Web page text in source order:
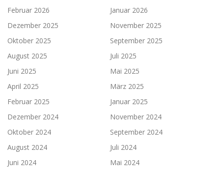
Februar 2026
Januar 2026
Dezember 2025
November 2025
Oktober 2025
September 2025
August 2025
Juli 2025
Juni 2025
Mai 2025
April 2025
März 2025
Februar 2025
Januar 2025
Dezember 2024
November 2024
Oktober 2024
September 2024
August 2024
Juli 2024
Juni 2024
Mai 2024